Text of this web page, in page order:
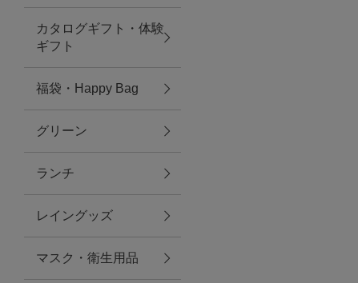
ウエア
レイングッズ
アクセサリー
ファッション雑貨
ファッショングッズ
スマホケース・アクセサリー
カタログギフト・体験
ギフト
福袋・Happy Bag
グリーン
ランチ
レイングッズ
マスク・衛生用品